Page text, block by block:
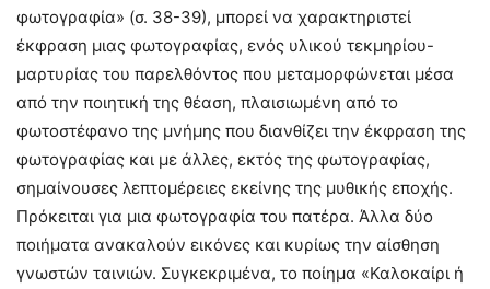
φωτογραφία» (σ. 38-39), μπορεί να χαρακτηριστεί
έκφραση μιας φωτογραφίας, ενός υλικού τεκμηρίου-
μαρτυρίας του παρελθόντος που μεταμορφώνεται μέσα
από την ποιητική της θέαση, πλαισιωμένη από το
φωτοστέφανο της μνήμης που διανθίζει την έκφραση της
φωτογραφίας και με άλλες, εκτός της φωτογραφίας,
σημαίνουσες λεπτομέρειες εκείνης της μυθικής εποχής.
Πρόκειται για μια φωτογραφία του πατέρα. Άλλα δύο
ποιήματα ανακαλούν εικόνες και κυρίως την αίσθηση
γνωστών ταινιών. Συγκεκριμένα, το ποίημα «Καλοκαίρι ή